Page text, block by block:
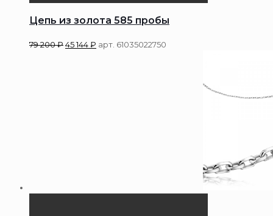
Цепь из золота 585 пробы
79 200₽45 144₽ арт. 61035022750